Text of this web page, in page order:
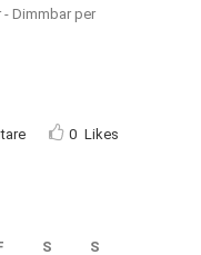
- Dimmbar per
0 Likes
S
S